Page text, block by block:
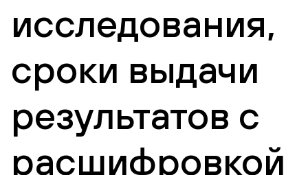
исследования,
сроки выдачи
результатов с
расшифровкой